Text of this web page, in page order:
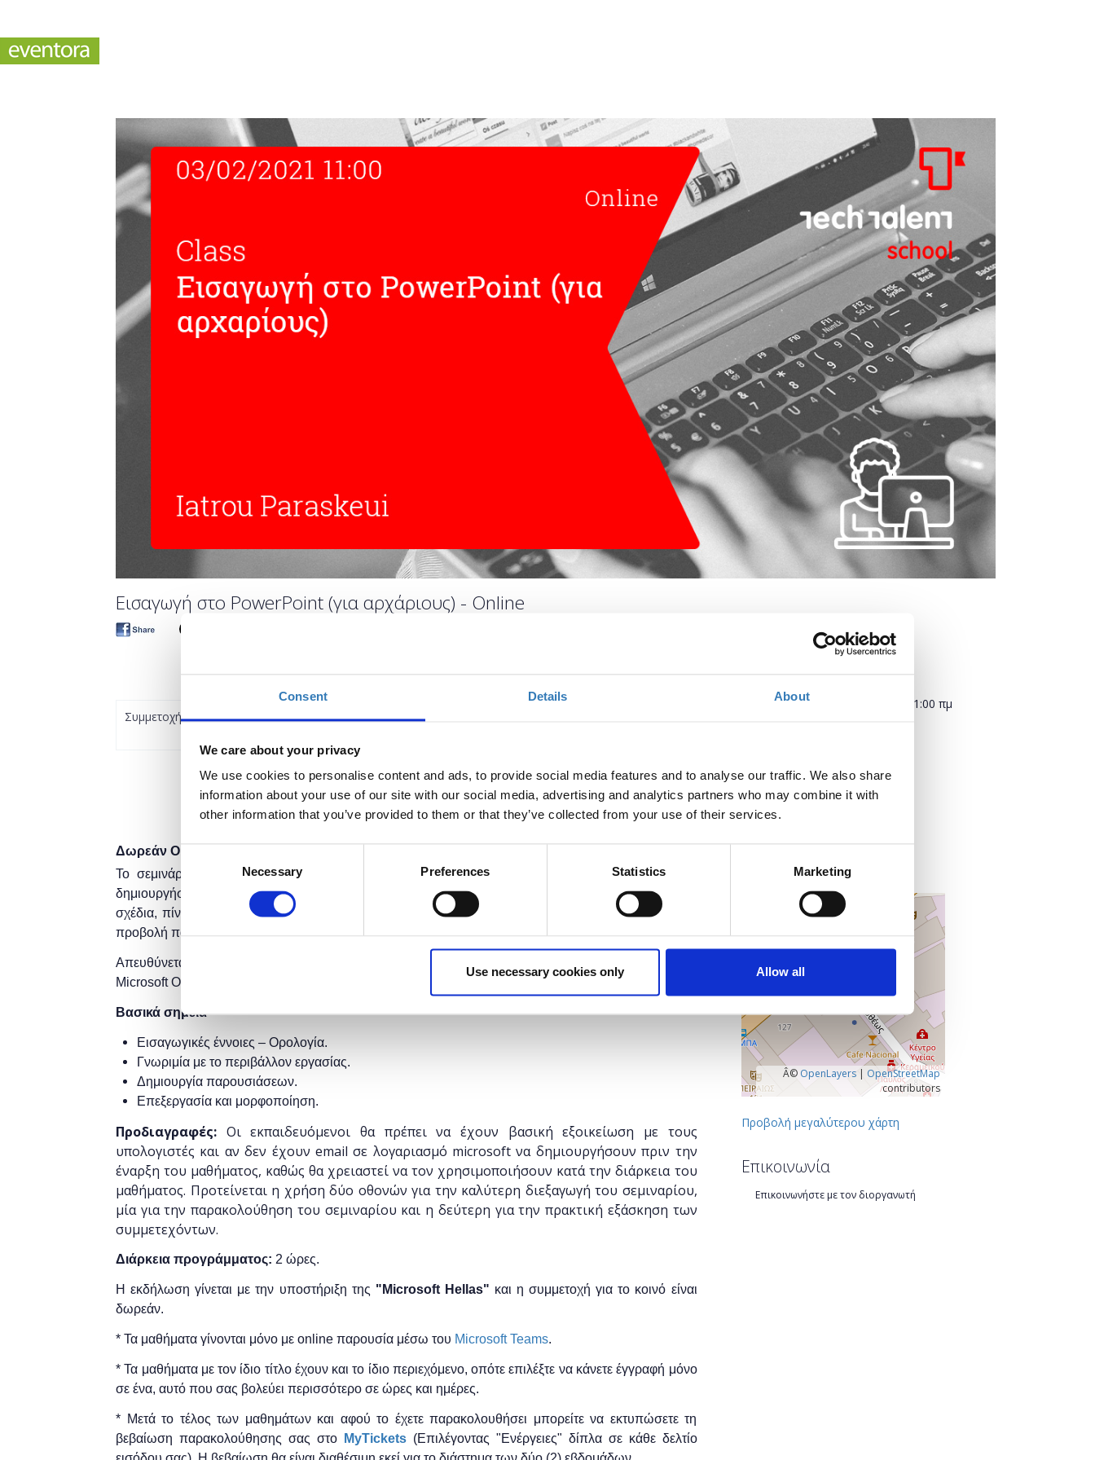
Consent Details About
We care about your privacy
We use cookies to personalise content and ads, to provide social media features and to analyse our traffic. We also share
information about your use of our site with our social media, advertising and analytics partners who may combine it with
other information that you’ve provided to them or that they’ve collected from your use of their services.
Selection
Necessary Preferences Statistics Marketing
Use necessary cookies only Allow all
Eισαγωγή στο PowerPoint (για αρχάριους) - Online
Συμμετοχή
Δωρεάν On Line σεμινάριο.
Το σεμινάριο απευθύνεται σε συμμετέχοντες οι οποίοι επιθυμούν να μάθουν πως μπορούν να
δημιουργήσουν παρουσιάσεις και να ενσωματώσουν σε αυτές κείμενα, φωτογραφίες, εικόνες,
σχέδια, πίνακες, γραφήματα, ταινίες και πως να μεταβαίνουν από το ένα στοιχείο στο άλλο σε μια
προβολή παρουσίασης.
Απευθύνεται σε αρχάριους που επιθυμούν να αποκτήσουν μια πρώτη επαφή με το εργαλείο του
Microsoft Office, προκειμένου να δημιουργήσουν τις δικές τους παρουσιάσεις.
Βασικά σημεία
Εισαγωγικές έννοιες – Ορολογία.
Γνωριμία με το περιβάλλον εργασίας.
Δημιουργία παρουσιάσεων.
Επεξεργασία και μορφοποίηση.
Προδιαγραφές: Οι εκπαιδευόμενοι θα πρέπει να έχουν βασική εξοικείωση με τους
υπολογιστές και αν δεν έχουν email σε λογαριασμό microsoft να δημιουργήσουν πριν την
έναρξη του μαθήματος, καθώς θα χρειαστεί να τον χρησιμοποιήσουν κατά την διάρκεια του
μαθήματος. Προτείνεται η χρήση δύο οθονών για την καλύτερη διεξαγωγή του σεμιναρίου,
μία για την παρακολούθηση του σεμιναρίου και η δεύτερη για την πρακτική εξάσκηση των
συμμετεχόντων.
Διάρκεια προγράμματος: 2 ώρες.
Η εκδήλωση γίνεται με την υποστήριξη της " Microsoft Hellas" και ησυμμετοχή για το κοινό είναι
δωρεάν.
* Τα μαθήματα γίνονται μόνο με online παρουσία μέσω του Microsoft Teams.
* Τα μαθήματα με τον ίδιο τίτλο έχουν και το ίδιο περιεχόμενο, οπότε επιλέξτε να κάνετε έγγραφή μόνο
σε ένα, αυτό που σας βολεύει περισσότερο σε ώρες και ημέρες.
* Μετά το τέλος των μαθημάτων και αφού το έχετε παρακολουθήσει μπορείτε να εκτυπώσετε τη
βεβαίωση παρακολούθησης ​σας στο
MyTickets(Επιλέγοντας "Ενέργειες" δίπλα σε κάθε δελτίο
Πότε;
Τετάρτη, 3 Φεβρουαρίου 2021 11:00 πμ
Πού;
Online
Â© OpenLayers| OpenStreetMap
contributors
Προβολή μεγαλύτερου χάρτη
Επικοινωνία
Επικοινωνήστε με τον διοργανωτή